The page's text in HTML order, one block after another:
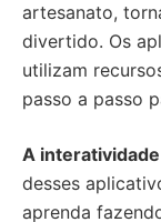
artesanato,
divertido. Os
utilizam
passo a passo
A
desses
aprenda